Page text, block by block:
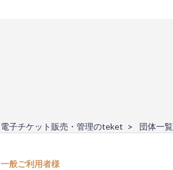
電子チケット販売・管理のteket 団体一覧
一般ご利用者様